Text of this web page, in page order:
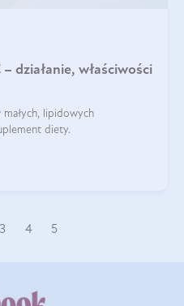
działanie, właściwości
lipidowych
diety.
3 4 5